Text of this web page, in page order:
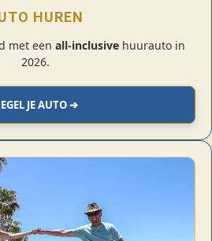
HUREN
met een all-inclusive huurauto in
2026.
JE AUTO ➔